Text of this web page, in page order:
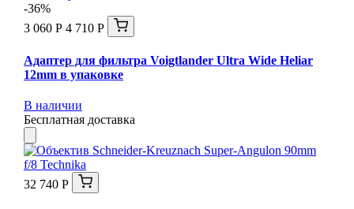
-36%
3 060 Р 4 710 Р
Адаптер для фильтра Voigtlander Ultra Wide Heliar
12mm в упаковке
В наличии
Бесплатная доставка
32 740 Р